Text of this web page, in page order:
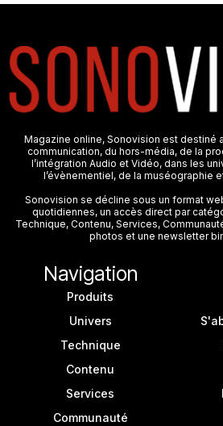
Magazine online, Sonovision est destiné
communication, du hors-média, de la
l’intégration Audio et Vidéo, dans les
l’évènementiel, de la muséographie
Sonovision se décline sous un format
quotidiennes, un accès direct par
Technique, Contenu, Services,
photos et une newsletter
Navigation
Produits
Univers
Technique
Contenu
Services
Communauté